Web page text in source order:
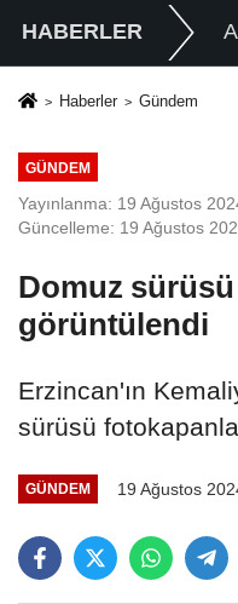
HABERLER
Haberler Gündem
GÜNDEM
Yayınlanma: 19 Ağustos
Güncelleme: 19 Ağustos
Domuz
görüntülendi
Erzincan'ın
sürüsü
GÜNDEM 19 Ağustos